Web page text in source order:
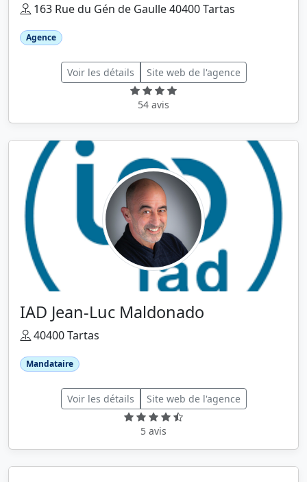
163 Rue du Gén de Gaulle 40400 Tartas
Agence
Voir les détails Site web de l'agence
54 avis
IAD Jean-Luc Maldonado
40400 Tartas
Mandataire
Voir les détails Site web de l'agence
5 avis